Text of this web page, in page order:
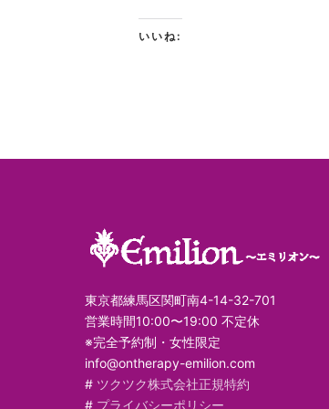
いいね:
東京都練馬区関町南4-14-32-701
営業時間10:00〜19:00 不定休
※完全予約制・女性限定
info@ontherapy-emilion.com
# ツクツク株式会社正規特約
# プライバシーポリシー